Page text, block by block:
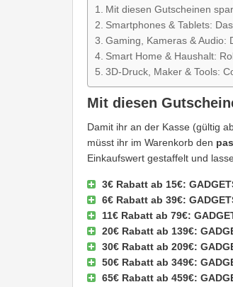
Mit diesen Gutscheinen
Smartphones & Tablets:
Gaming, Kameras & Audio:
Smart Home & Haushalt:
3D-Druck, Maker & Tools:
Mit diesen
Damit ihr an der Kasse (gültig
müsst ihr im Warenkorb den
Einkaufswert gestaffelt und
3€ Rabatt ab 15€:
6€ Rabatt ab 39€:
11€ Rabatt ab 79€:
20€ Rabatt ab 139€:
30€ Rabatt ab 209€:
50€ Rabatt ab 349€:
65€ Rabatt ab 459€: